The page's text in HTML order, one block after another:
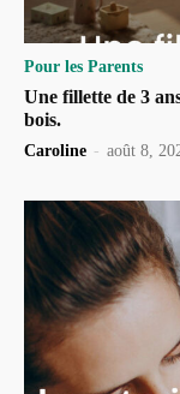
Pour les Parents
Une fillette de 3
bois.
Caroline - août 8,